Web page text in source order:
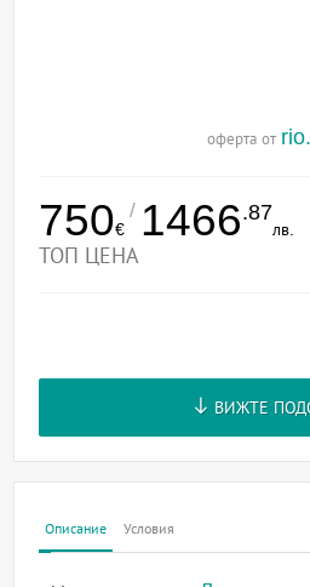
оферта от
750€
/ 1466.87
лв.
ТОП ЦЕНА
ВИЖТЕ
Описание Условия